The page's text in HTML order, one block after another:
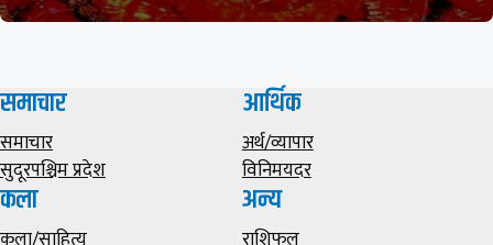
समाचार
समाचार
सुदूरपश्चिम प्रदेश
आर्थिक
अर्थ/व्यापार
विनिमयदर
कला अन्य